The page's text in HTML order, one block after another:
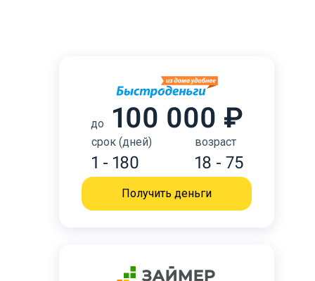
до 100 000 ₽
срок (дней)
1 - 180
возраст
18 - 75
Получить деньги